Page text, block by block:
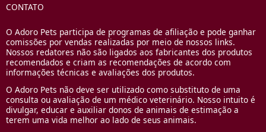
CONTATO
O Adoro Pets participa de programas de afiliação e pode ganhar
comissões por vendas realizadas por meio de nossos links.
Nossos redatores não são ligados aos fabricantes dos produtos
recomendados e criam as recomendações de acordo com
informações técnicas e avaliações dos produtos.
O Adoro Pets não deve ser utilizado como substituto de uma
consulta ou avaliação de um médico veterinário. Nosso intuito é
divulgar, educar e auxiliar donos de animais de estimação a
terem uma vida melhor ao lado de seus animais.